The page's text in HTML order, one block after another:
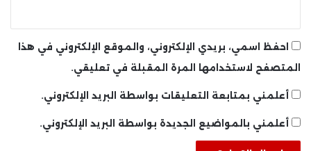
احفظ اسمي، بريدي الإلكتروني، والموقع الإلكتروني في هذا
المتصفح لاستخدامها المرة المقبلة في تعليقي.
أعلمني بمتابعة التعليقات بواسطة البريد الإلكتروني.
أعلمني بالمواضيع الجديدة بواسطة البريد الإلكتروني.